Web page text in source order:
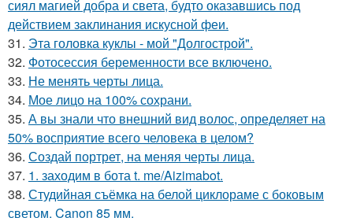
сиял магией добра и света, будто оказавшись под
действием заклинания искусной феи.
31. Эта головка куклы - мой "Долгострой".
32. Фотосессия беременности все включено.
33. Не менять черты лица.
34. Мое лицо на 100% сохрани.
35. А вы знали что внешний вид волос, определяет на
50% восприятие всего человека в целом?
36. Создай портрет, на меняя черты лица.
37. 1. заходим в бота t. me/Aizimabot.
38. Студийная съёмка на белой циклораме с боковым
светом, Canon 85 мм.